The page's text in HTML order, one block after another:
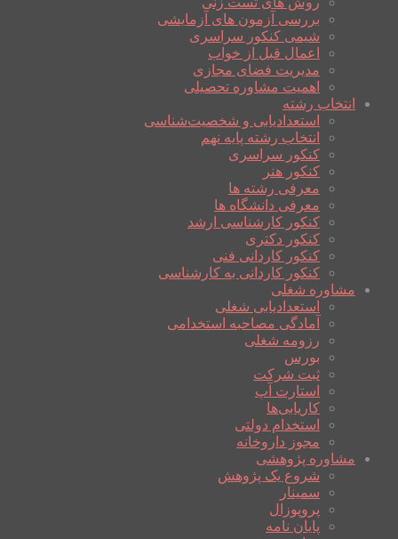
بررسی آزمون های آزمایشی
شیمی کنکور سراسری
اعمال قبل از خواب
مدیریت فضای مجازی
اهمیت مشاوره تحصیلی
انتخاب رشته
استعدادیابی و شخصیت‌شناسی
انتخاب رشته پایه نهم
کنکور سراسری
کنکور هنر
معرفی رشته ها
معرفی دانشگاه ها
کنکور کارشناسی ارشد
کنکور دکتری
کنکور کاردانی فنی
کنکور کاردانی به کارشناسی
مشاوره شغلی
استعدادیابی شغلی
آمادگی مصاحبه استخدامی
رزومه شغلی
بورس
ثبت شرکت
استارت آپ
کاریابی‌ها
استخدام دولتی
مجوز داروخانه
مشاوره پژوهشی
شروع یک پژوهش
سمینار
پروپوزال
پایان نامه